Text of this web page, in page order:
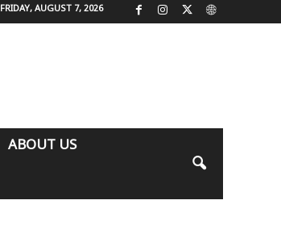
FRIDAY, AUGUST 7, 2026
ABOUT US